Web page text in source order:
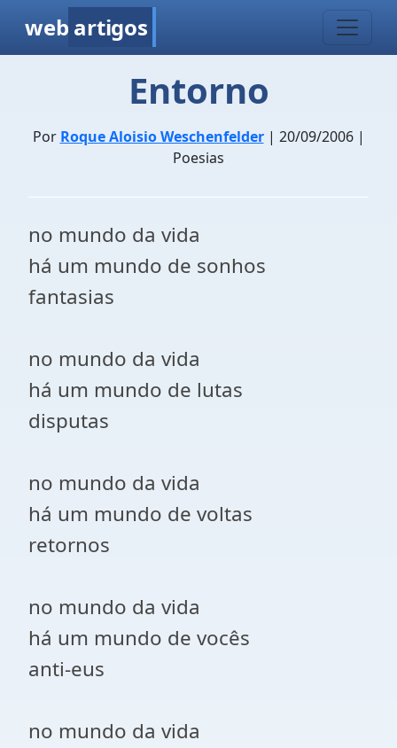
web artigos
Entorno
Por Roque Aloisio Weschenfelder| 20/09/2006 |
Poesias
no mundo da vida
há um mundo de sonhos
fantasias
no mundo da vida
há um mundo de lutas
disputas
no mundo da vida
há um mundo de voltas
retornos
no mundo da vida
há um mundo de vocês
anti-eus
no mundo da vida